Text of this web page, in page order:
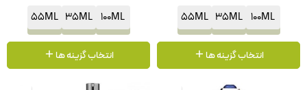
100ML
35ML
55ML
انتخاب گزینه ها
100ML
35ML
55ML
انتخاب گزینه ها